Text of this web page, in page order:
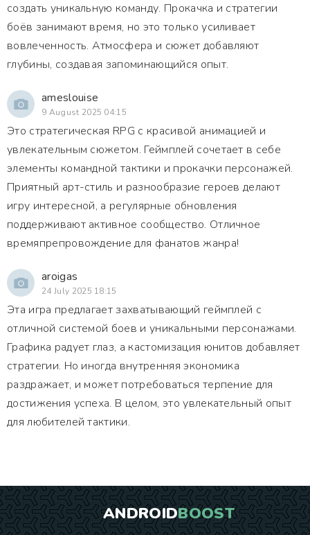
создать уникальную команду. Прокачка и стратегии
боёв занимают время, но это только усиливает
вовлеченность. Атмосфера и сюжет добавляют
глубины, создавая запоминающийся опыт.
ameslouise
9 August 2025 04:15
Это стратегическая RPG с красивой анимацией и
увлекательным сюжетом. Геймплей сочетает в себе
элементы командной тактики и прокачки персонажей.
Приятный арт-стиль и разнообразие героев делают
игру интересной, а регулярные обновления
поддерживают активное сообщество. Отличное
времяпрепровождение для фанатов жанра!
aroigas
24 July 2025 18:15
Эта игра предлагает захватывающий геймплей с
отличной системой боев и уникальными персонажами.
Графика радует глаз, а кастомизация юнитов добавляет
стратегии. Но иногда внутренняя экономика
раздражает, и может потребоваться терпение для
достижения успеха. В целом, это увлекательный опыт
для любителей тактики.
ANDROIDBOOST